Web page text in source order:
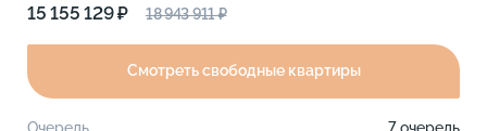
15 155 129 ₽ 18 943 911 ₽
Смотреть свободные квартиры
Очередь
7 очередь